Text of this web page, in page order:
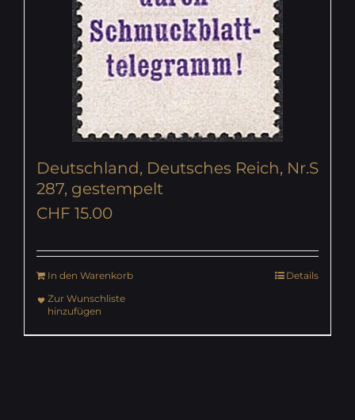
Deutschland, Deutsches Reich, Nr.S
287, gestempelt
CHF 15.00
In den Warenkorb
Details
Zur Wunschliste
hinzufügen